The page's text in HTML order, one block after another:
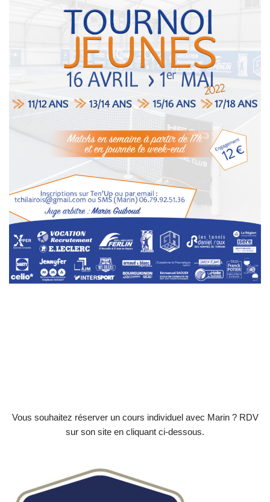
Vous souhaitez réserver un cours individuel avec Marin ? RDV
sur son site en cliquant ci-dessous.